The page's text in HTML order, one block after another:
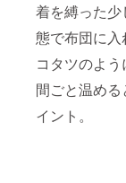
着を縛った
態で布団に入
コタツのよ
間ごと温め
イント。